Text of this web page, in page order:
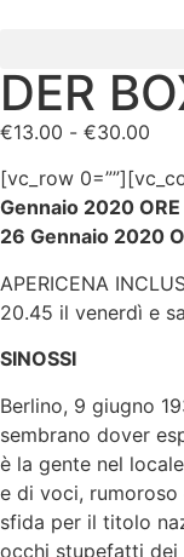
DER
€13.00 - €30.00
[vc_row
Gennaio 2020
26 Gennaio 2020
APERICENA
20.45 il venerdì e
SINOSSI
Berlino, 9 giugno
sembrano dover
è la gente nel
e di voci,
sfida per il titolo
occhi stupefatti dei